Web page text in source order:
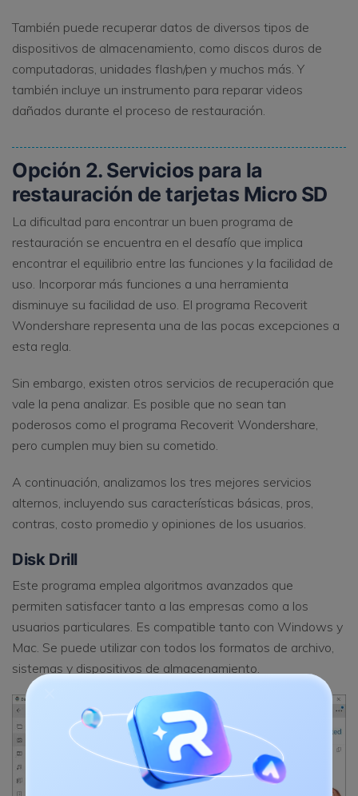
También puede recuperar datos de diversos tipos de
dispositivos de almacenamiento, como discos duros de
computadoras, unidades flash/pen y muchos más. Y
también incluye un instrumento para reparar videos
dañados durante el proceso de restauración.
Opción 2. Servicios para la
restauración de tarjetas Micro SD
La dificultad para encontrar un buen programa de
restauración se encuentra en el desafío que implica
encontrar el equilibrio entre las funciones y la facilidad de
uso. Incorporar más funciones a una herramienta
disminuye su facilidad de uso. El programa Recoverit
Wondershare representa una de las pocas excepciones a
esta regla.
Sin embargo, existen otros servicios de recuperación que
vale la pena analizar. Es posible que no sean tan
poderosos como el programa Recoverit Wondershare,
pero cumplen muy bien su cometido.
A continuación, analizamos los tres mejores servicios
alternos, incluyendo sus características básicas, pros,
contras, costo promedio y opiniones de los usuarios.
Disk Drill
Este programa emplea algoritmos avanzados que
permiten satisfacer tanto a las empresas como a los
usuarios particulares. Es compatible tanto con Windows y
Mac. Se puede utilizar con todos los formatos de archivo,
sistemas y dispositivos de almacenamiento.